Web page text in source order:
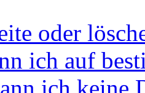
oder
ich auf